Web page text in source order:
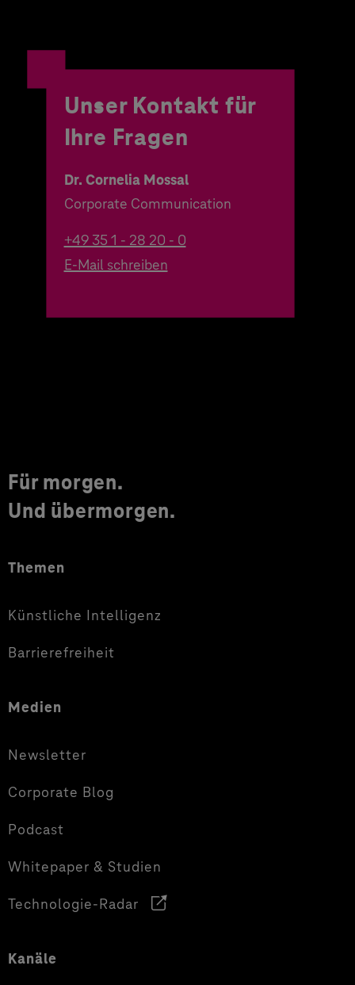
Unser Kontakt für
Ihre Fragen
Dr. Cornelia Mossal
Corporate Communication
+49 35 1 - 28 20 - 0
E-Mail schreiben
Für morgen.
Und übermorgen.
Themen
Künstliche Intelligenz
Barrierefreiheit
Medien
Newsletter
Corporate Blog
Podcast
Whitepaper & Studien
Technologie-Radar
Kanäle